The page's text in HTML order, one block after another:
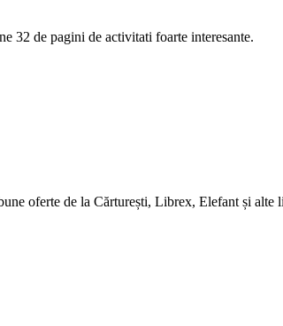
32 de pagini de activitati foarte interesante.
oferte de la Cărturești, Librex, Elefant și alte